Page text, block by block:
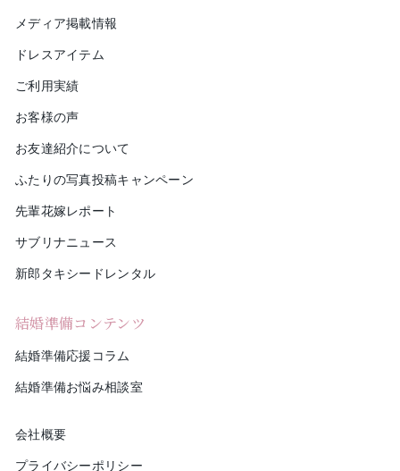
メディア掲載情報
ドレスアイテム
ご利用実績
お客様の声
お友達紹介について
ふたりの写真投稿キャンペーン
先輩花嫁レポート
サブリナニュース
新郎タキシードレンタル
結婚準備コンテンツ
結婚準備応援コラム
結婚準備お悩み相談室
会社概要
プライバシーポリシー